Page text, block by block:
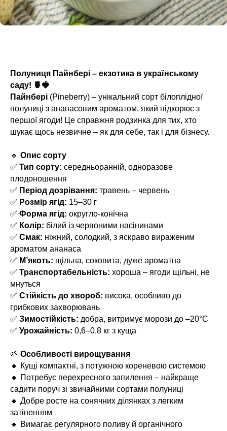
Полуниця Пайнбері – екзотика в українському
саду! 🍍🍓
Пайнбері (Pineberry) – унікальний сорт білоплідної
полуниці з ананасовим ароматом, який підкорює з
першої ягоди! Це справжня родзинка для тих, хто
шукає щось незвичне – як для себе, так і для бізнесу.
🔹 Опис сорту
✅ Тип сорту: середньоранній, одноразове
плодоношення
✅ Період дозрівання: травень – червень
✅ Розмір ягід: 15–30 г
✅ Форма ягід: округло-конічна
✅ Колір: білий із червоними насінинами
✅ Смак: ніжний, солодкий, з яскраво вираженим
ароматом ананаса
✅ М’якоть: щільна, соковита, дуже ароматна
✅ Транспортабельність: хороша – ягоди щільні, не
мнуться
✅ Стійкість до хвороб: висока, особливо до
грибкових захворювань
✅ Зимостійкість: добра, витримує морози до –20°C
✅ Урожайність: 0,6–0,8 кг з куща
🌱 Особливості вирощування
🔸 Кущі компактні, з потужною кореневою системою
🔸 Потребує перехресного запилення – найкраще
садити поруч зі звичайними сортами полуниці
🔸 Добре росте на сонячних ділянках з легким
затіненням
🔸 Вимагає регулярного поливу й органічного